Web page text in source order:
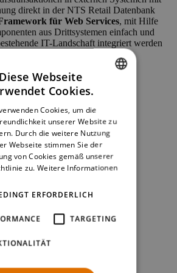
direkt in der NTS Retail Datenbank
für Web Services, mit Hilfe
aus Drittsystemen einfach und
IT-Landschaft integriert werden
über die neuen Features:
Verkaufstransaktionen
von Guthaben
Bezahlen von offenen
Datenquellen
auf einen Blick
ENGLISH
GERMAN
Diese Webseite
Cookies.
Cookies, um die
unserer Website zu
Durch die weitere Nutzung
Webseite stimmen Sie der
von Cookies gemäß unserer
zu. Weitere Informationen
ERFORDERLICH
TARGETING